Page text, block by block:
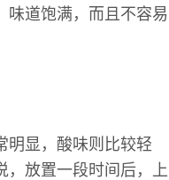
味道饱满，而且不容易
明显，酸味则比较轻
，放置一段时间后，上